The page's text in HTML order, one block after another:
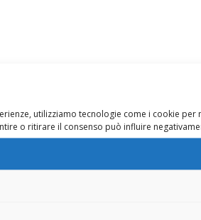
utilizziamo tecnologie come i cookie
o ritirare il consenso può influire